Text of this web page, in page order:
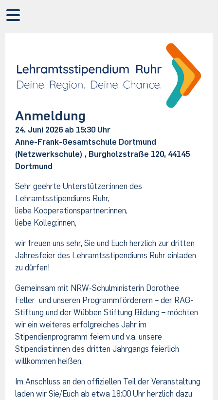
Anmeldung
24. Juni 2026 ab 15:30 Uhr
Anne-Frank-Gesamtschule Dortmund
(Netzwerkschule) , Burgholzstraße 120, 44145
Dortmund
Sehr geehrte Unterstützer:innen des
Lehramtsstipendiums Ruhr,
liebe Kooperationspartner:innen,
liebe Kolleg:innen,
wir freuen uns sehr, Sie und Euch herzlich zur dritten
Jahresfeier des Lehramtsstipendiums Ruhr einladen
zu dürfen!
Gemeinsam mit NRW-Schulministerin Dorothee
Feller und unseren Programmförderern – der RAG-
Stiftung und der Wübben Stiftung Bildung – möchten
wir ein weiteres erfolgreiches Jahr im
Stipendienprogramm feiern und v.a. unsere
Stipendiat:innen des dritten Jahrgangs feierlich
willkommen heißen.
Im Anschluss an den offiziellen Teil der Veranstaltung
laden wir Sie/Euch ab etwa 18:00 Uhr herzlich dazu